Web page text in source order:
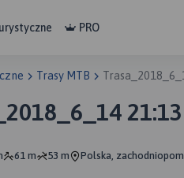
PRO
Trasy MTB
21:13
61 m 53 m Polska,